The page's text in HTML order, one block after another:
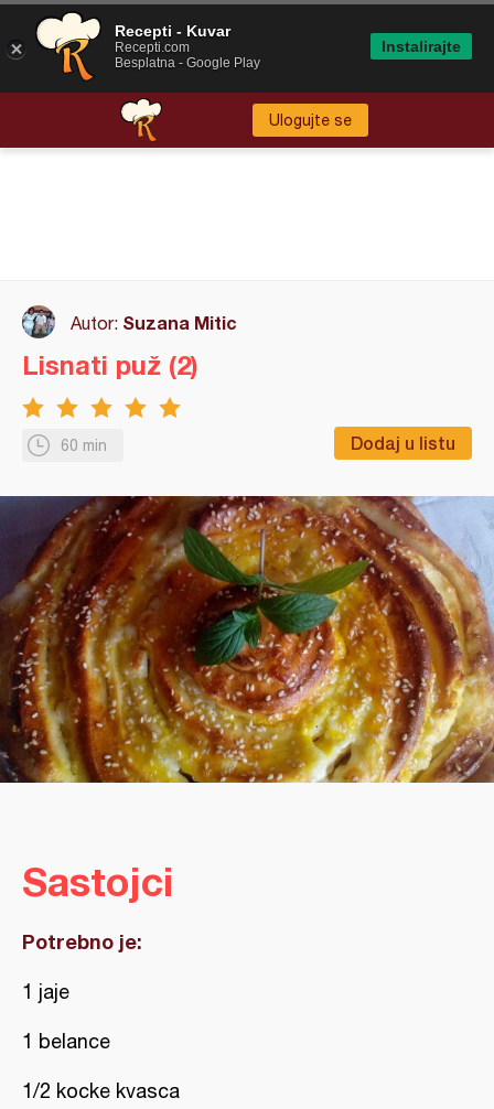
Ulogujte se
Autor: Suzana Mitic
60 min Dodaj u listu
Lisnati puž (2)
Sastojci
Potrebno je:
1 jaje
1 belance
1/2 kocke kvasca
Recepti - Kuvar
Recepti.com
Besplatna - Google Play
Instalirajte